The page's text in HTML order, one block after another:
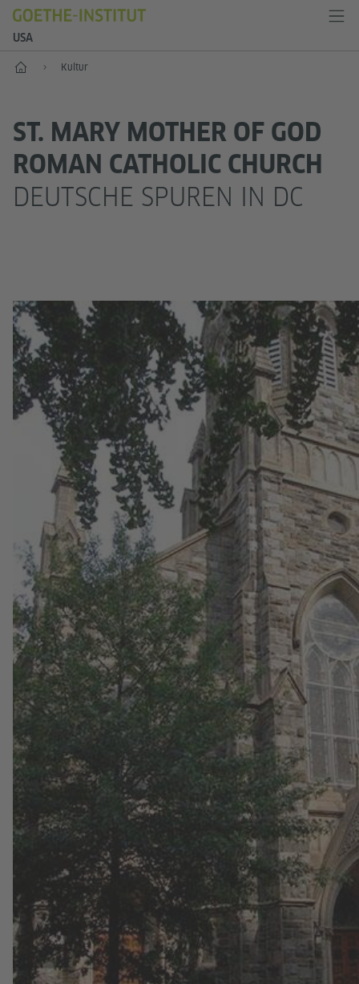
USA
Start Kultur
ST. MARY MOTHER OF GOD
ROMAN CATHOLIC CHURCH
DEUTSCHE SPUREN IN DC